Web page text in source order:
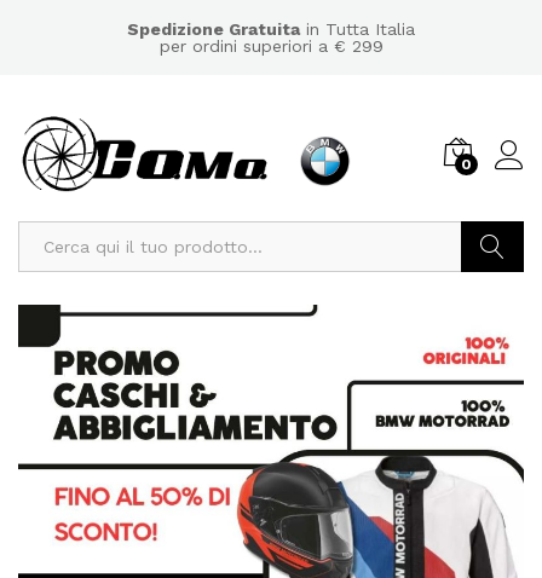
Spedizione Gratuitain Tutta Italia
per ordini superiori a € 299
0